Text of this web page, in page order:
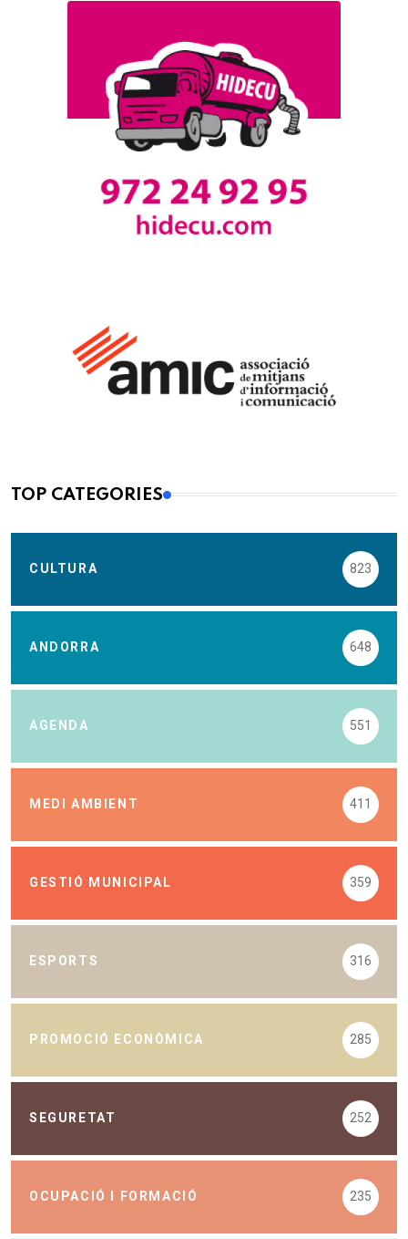
TOP CATEGORIES
CULTURA 823
ANDORRA 648
AGENDA 551
MEDI AMBIENT 411
GESTIÓ MUNICIPAL 359
ESPORTS 316
PROMOCIÓ ECONÒMICA 285
SEGURETAT 252
OCUPACIÓ I FORMACIÓ 235